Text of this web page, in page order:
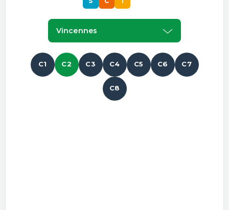
Vincennes
C1 C2 C3 C4 C5 C6 C7
C8